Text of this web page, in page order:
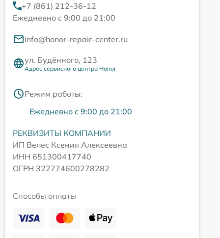
+7 (861) 212-36-12
Ежедневно с 9:00 до 21:00
info@honor-repair-center.ru
ул. Будённого, 123
Адрес сервисного центра Honor
Режим работы:
Ежедневно с 9:00 до 21:00
РЕКВИЗИТЫ КОМПАНИИ
ИП Велес Ксения Алексеевна
ИНН 651300417740
ОГРН 322774600278282
Способы оплаты